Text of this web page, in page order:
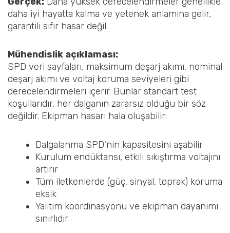
daha iyi hayatta kalma ve yetenek anlamına gelir,
garantili sıfır hasar değil.
Mühendislik açıklaması:
SPD veri sayfaları, maksimum deşarj akımı, nominal
deşarj akımı ve voltaj koruma seviyeleri gibi
derecelendirmeleri içerir. Bunlar standart test
koşullarıdır, her dalganın zararsız olduğu bir söz
değildir. Ekipman hasarı hala oluşabilir:
Dalgalanma SPD'nin kapasitesini aşabilir
Kurulum endüktansı, etkili sıkıştırma voltajını
artırır
Tüm iletkenlerde (güç, sinyal, toprak) koruma
eksik
Yalıtım koordinasyonu ve ekipman dayanımı
sınırlıdır